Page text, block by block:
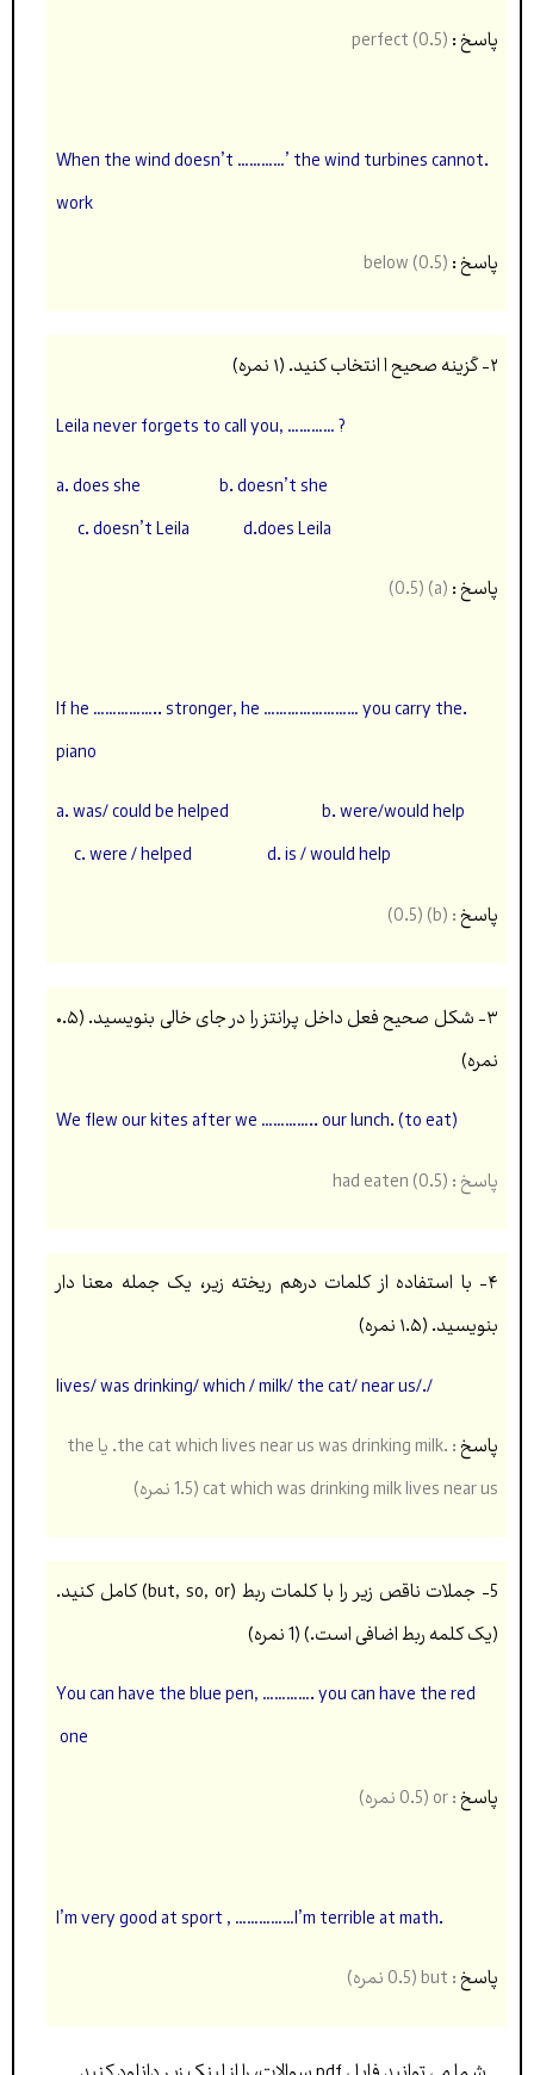
پاسخ :
.When the wind doesn’t …………’ the wind turbines cannot
work
پاسخ :(below (0.5
۲- گزینه صحیح ا انتخاب کنید. (۱ نمره)
Leila never forgets to call you, ………… ?
a. does she b. doesn’t she
c. doesn’t Leila d.does Leila
پاسخ :(a) (0.5)
.If he …………….. stronger, he …………………… you carry the
piano
a. was/ could be helped b. were/would help
c. were / helped d. is / would help
پاسخ: (b) (0.5)
۳- شکل صحیح فعل داخل پرانتز را در جای خالی بنویسید. (۰.۵
نمره)
We flew our kites after we ………….. our lunch. (to eat)
پاسخ : had eaten (0.5)
۴- با استفاده از کلمات درهم ریخته زیر، یک جمله معنا دار
بنویسید. (۱.۵ نمره)
/./lives/ was drinking/ which / milk/ the cat/ near us
پاسخ
: .the cat which lives near us was drinking milk. یا the
cat which was drinking milk lives near us (1.5 نمره)
5- جملات ناقص زیر را با کلمات ربط (but, so, or) کامل کنید.
(یک کلمه ربط اضافی است.) (1 نمره)
You can have the blue pen, …………. you can have the red
one
پاسخ: or (0.5 نمره)
I’m very good at sport , ……………I’m terrible at math.
پاسخ: but (0.5 نمره)